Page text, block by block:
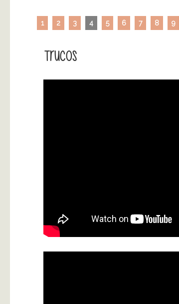
1 2 3 4 5 6 7 8 9
Trucos